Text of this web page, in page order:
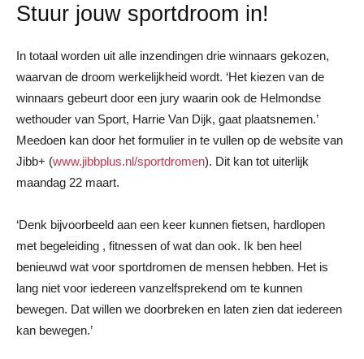
Stuur jouw sportdroom in!
In totaal worden uit alle inzendingen drie winnaars gekozen,
waarvan de droom werkelijkheid wordt. ‘Het kiezen van de
winnaars gebeurt door een jury waarin ook de Helmondse
wethouder van Sport, Harrie Van Dijk, gaat plaatsnemen.’
Meedoen kan door het formulier in te vullen op de website van
Jibb+ (www.jibbplus.nl/sportdromen). Dit kan tot uiterlijk
maandag 22 maart.
‘Denk bijvoorbeeld aan een keer kunnen fietsen, hardlopen
met begeleiding , fitnessen of wat dan ook. Ik ben heel
benieuwd wat voor sportdromen de mensen hebben. Het is
lang niet voor iedereen vanzelfsprekend om te kunnen
bewegen. Dat willen we doorbreken en laten zien dat iedereen
kan bewegen.’